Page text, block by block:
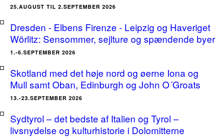
25.AUGUST TIL 2.SEPTEMBER 2026
Dresden - Elbens Firenze - Leipzig og Haveriget
Wörlitz: Sensommer, sejlture og spændende byer
1.-6.SEPTEMBER 2026
Skotland med det høje nord og øerne Iona og
Mull samt Oban, Edinburgh og John O´Groats
13.-23.SEPTEMBER 2026
Sydtyrol – det bedste af Italien og Tyrol –
livsnydelse og kulturhistorie i Dolomitterne